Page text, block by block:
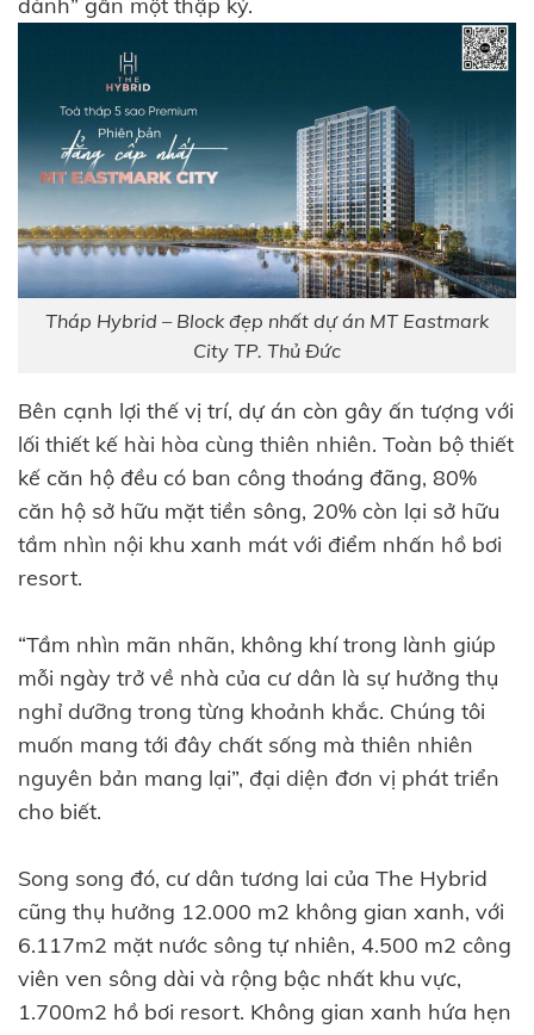
dành” gần một thập kỷ.
Tháp Hybrid – Block đẹp nhất dự án MT Eastmark
City TP. Thủ Đức
Bên cạnh lợi thế vị trí, dự án còn gây ấn tượng với
lối thiết kế hài hòa cùng thiên nhiên. Toàn bộ thiết
kế căn hộ đều có ban công thoáng đãng, 80%
căn hộ sở hữu mặt tiền sông, 20% còn lại sở hữu
tầm nhìn nội khu xanh mát với điểm nhấn hồ bơi
resort.
“Tầm nhìn mãn nhãn, không khí trong lành giúp
mỗi ngày trở về nhà của cư dân là sự hưởng thụ
nghỉ dưỡng trong từng khoảnh khắc. Chúng tôi
muốn mang tới đây chất sống mà thiên nhiên
nguyên bản mang lại”, đại diện đơn vị phát triển
cho biết.
Song song đó, cư dân tương lai của The Hybrid
cũng thụ hưởng 12.000 m2 không gian xanh, với
6.117m2 mặt nước sông tự nhiên, 4.500 m2 công
viên ven sông dài và rộng bậc nhất khu vực,
1.700m2 hồ bơi resort. Không gian xanh hứa hẹn